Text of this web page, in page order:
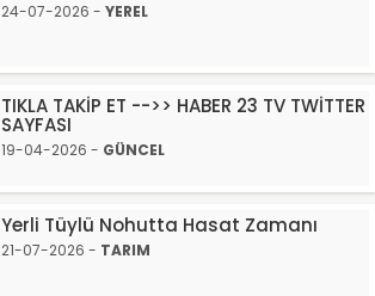
24-07-2026 - YEREL
TIKLA TAKİP ET -->> HABER 23 TV TWİTTER
SAYFASI
19-04-2026 - GÜNCEL
Yerli Tüylü Nohutta Hasat Zamanı
21-07-2026 - TARIM